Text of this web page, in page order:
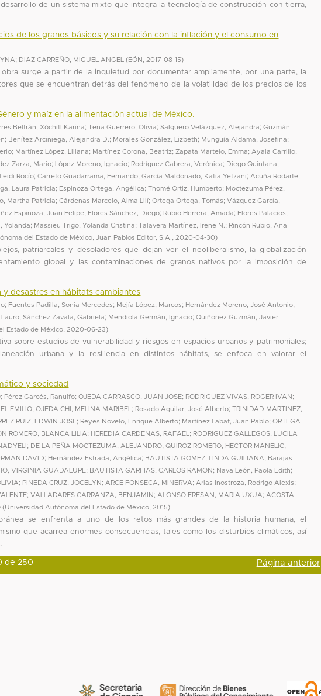
de un sistema mixto que integra la tecnología de construcción con tierra,
de los granos básicos y su relación con la inflación y el consumo en
; DIAZ CARREÑO, MIGUEL ANGEL (EÓN 2017-08-15)
obra surge a partir de la inquietud por documentar ampliamente, por una parte, la
que se encuentran detrás del fenómeno de la volatilidad de los precios de los
y maíz en la alimentación actual de México.
Beltrán, Xóchitl Karina;Tena Guerrero, Olivia;Salguero Velázquez, Alejandra;Guzmán
; Benítez Arciniega, Alejandra D. ; Morales González, Lizbeth; Munguía Aldama, Josefina;
; Martínez López, Liliana; Martínez Corona, Beatriz;Zapata Martelo, Emma; Ayala Carrillo,
Zarza, Mario; López Moreno, Ignacio; Rodríguez Cabrera, Verónica; Diego Quintana,
Rocío;Carreto Guadarrama, Fernando;García Maldonado, Katia Yetzani; Acuña Rodarte,
Laura Patricia; Espinoza Ortega, Angélica;Thomé Ortiz, Humberto; Moctezuma Pérez,
Martha Patricia;Cárdenas Marcelo, Alma Lilí;Ortega Ortega, Tomás;Vázquez García,
Espinoza, Juan Felipe; Flores Sánchez, Diego; Rubio Herrera, Amada; Flores Palacios,
Yolanda; Massieu Trigo, Yolanda Cristina;Talavera Martínez, Irene N. ; Rincón Rubio, Ana
del Estado de México, Juan Pablos Editor, S.A. 2020-04-30)
patriarcales y desoladores que dejan ver el neoliberalismo, la globalización
global y las contaminaciones de granos nativos por la imposición de
y desastres en hábitats cambiantes
; Fuentes Padilla, Sonia Mercedes; Mejía López, Marcos; Hernández Moreno, José Antonio;
Lauro;Sánchez Zavala, Gabriela; Mendiola Germán, Ignacio;Quiñonez Guzmán, Javier
Estado de México 2020-06-23)
sobre estudios de vulnerabilidad y riesgos en espacios urbanos y patrimoniales;
urbana y la resiliencia en distintos hábitats, se enfoca en valorar el
y sociedad
; Pérez Garcés, Ranulfo;OJEDA CARRASCO, JUAN JOSE; RODRIGUEZ VIVAS, ROGER IVAN ;
EMILIO;OJEDA CHI, MELINA MARIBEL ; Rosado Aguilar, José Alberto;TRINIDAD MARTINEZ,
RUIZ, EDWIN JOSE; Reyes Novelo, Enrique Alberto; Martínez Labat, Juan Pablo;ORTEGA
ROMERO, BLANCA LILIA; HEREDIA CARDENAS, RAFAEL ; RODRIGUEZ GALLEGOS, LUCILA
; DE LA PEÑA MOCTEZUMA, ALEJANDRO;QUIROZ ROMERO, HECTOR MANELIC;
DAVID; Hernández Estrada, Angélica; BAUTISTA GOMEZ, LINDA GUILIANA; Barajas
VIRGINIA GUADALUPE; BAUTISTA GARFIAS, CARLOS RAMON ; Nava León, Paola Edith;
; PINEDA CRUZ, JOCELYN ; ARCE FONSECA, MINERVA; Arias Inostroza, Rodrigo Alexis;
;VALLADARES CARRANZA, BENJAMIN ; ALONSO FRESAN, MARIA UXUA; ACOSTA
(Universidad Autónoma del Estado de México 2015)
se enfrenta a uno de los retos más grandes de la historia humana, el
que acarrea enormes consecuencias, tales como los disturbios climáticos, así
de 250 Página anterior